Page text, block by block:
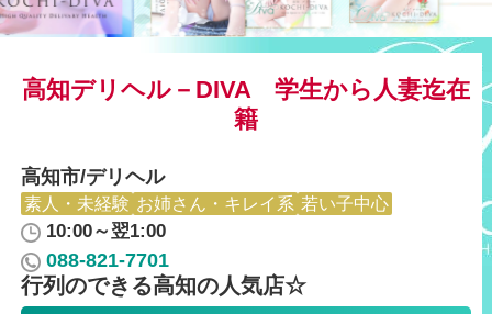
高知デリヘル－DIVA 学生から人妻迄在
籍
高知市/デリヘル
素人・未経験 お姉さん・キレイ系 若い子中心
10:00～翌1:00
088-821-7701
行列のできる高知の人気店☆